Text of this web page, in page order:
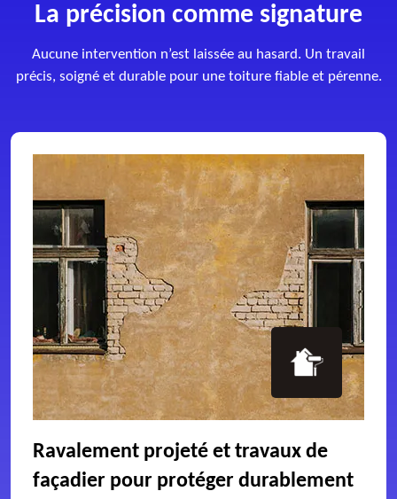
La précision comme signature
Aucune intervention n’est laissée au hasard. Un travail
précis, soigné et durable pour une toiture fiable et pérenne.
Ravalement projeté et travaux de
façadier pour protéger durablement